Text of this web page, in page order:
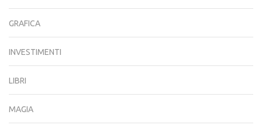
GRAFICA
INVESTIMENTI
LIBRI
MAGIA